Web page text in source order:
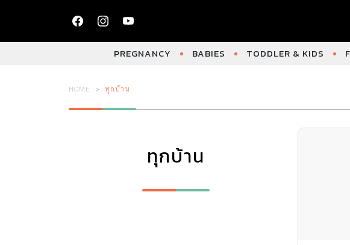
PREGNANCY BABIES TODDLER & KIDS
HOME ทุกบ้าน
ทุกบ้าน